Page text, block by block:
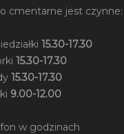
cmentarne jest czynne:
15.30-17.30
15.30-17.30
15.30-17.30
9.00-12.00
w godzinach